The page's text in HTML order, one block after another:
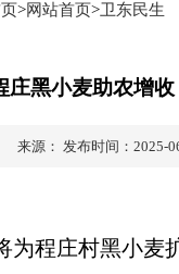
>网站首页>卫东民生
庄黑小麦助农增收
来源： 发布时间：2025-
为程庄村黑小麦